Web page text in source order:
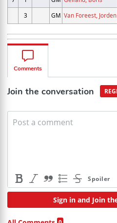
3
GM Van Foreest, Jorden